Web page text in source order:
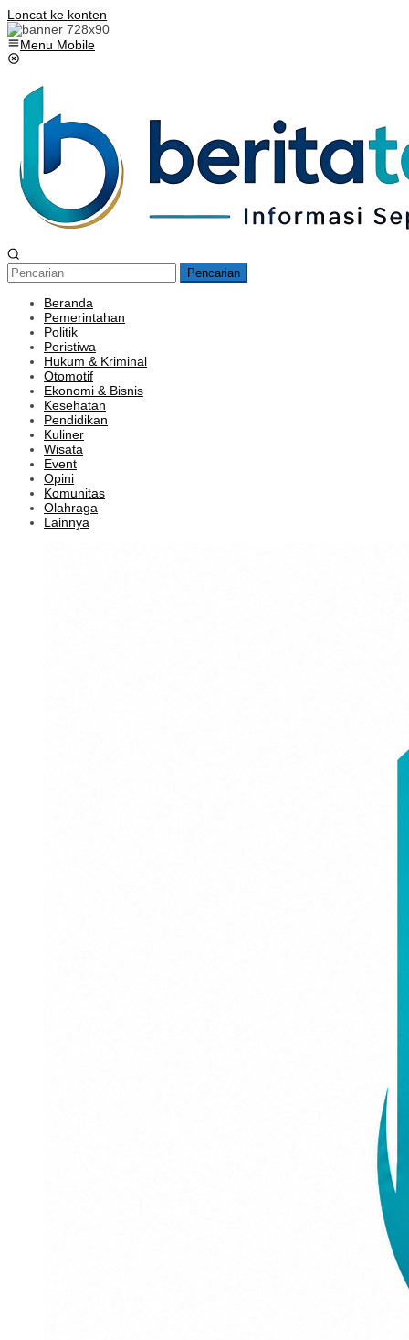
Loncat ke konten
Menu Mobile
Pencarian
Beranda
Pemerintahan
Politik
Peristiwa
Hukum & Kriminal
Otomotif
Ekonomi & Bisnis
Kesehatan
Pendidikan
Kuliner
Wisata
Event
Opini
Komunitas
Olahraga
Lainnya